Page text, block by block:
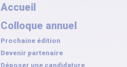
Accueil
Colloque annuel
Prochaine édition
Devenir partenaire
Déposer une candidature